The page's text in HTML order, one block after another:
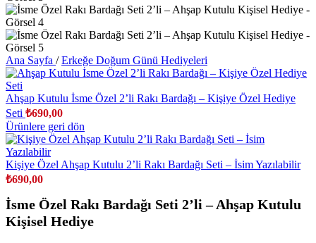
Ana Sayfa / Erkeğe Doğum Günü Hediyeleri
Ahşap Kutulu İsme Özel 2’li Rakı Bardağı – Kişiye Özel Hediye
Seti ₺690,00
Ürünlere geri dön
Kişiye Özel Ahşap Kutulu 2’li Rakı Bardağı Seti – İsim Yazılabilir
₺690,00
İsme Özel Rakı Bardağı Seti 2’li – Ahşap Kutulu
Kişisel Hediye